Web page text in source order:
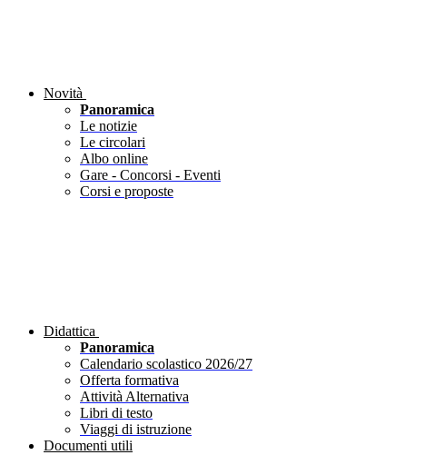
Novità
Panoramica
Le notizie
Le circolari
Albo online
Gare - Concorsi - Eventi
Corsi e proposte
Didattica
Panoramica
Calendario scolastico 2026/27
Offerta formativa
Attività Alternativa
Libri di testo
Viaggi di istruzione
Documenti utili